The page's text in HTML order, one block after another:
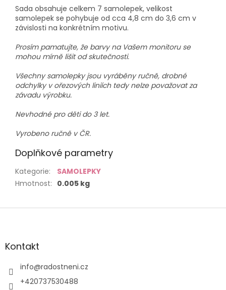
Sada obsahuje celkem 7 samolepek, velikost
samolepek se pohybuje od cca 4,8 cm do 3,6 cm v
závislosti na konkrétním motivu.
Prosím pamatujte, že barvy na Vašem monitoru se
mohou mírně lišit od skutečnosti.
Všechny samolepky jsou vyráběny ručně, drobné
odchylky v ořezových liniích tedy nelze považovat za
závadu výrobku.
Nevhodné pro děti do 3 let.
Vyrobeno ručně v ČR.
Doplňkové parametry
Kategorie:
SAMOLEPKY
Hmotnost: 0.005 kg
Z
aKontakt
info@radostneni.cz
+420737530488